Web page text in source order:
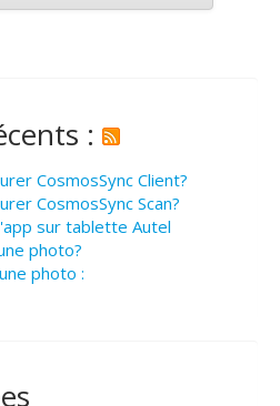
:
CosmosSync Client?
CosmosSync Scan?
sur tablette Autel
photo?
photo :